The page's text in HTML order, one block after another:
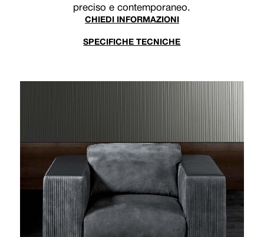
preciso e contemporaneo.
CHIEDI INFORMAZIONI
SPECIFICHE TECNICHE